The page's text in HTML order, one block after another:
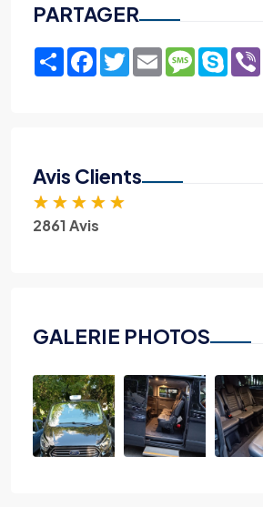
PARTAGER
ShareFacebook
TwitterEmailMessage
Skype
Avis Clients
★ ★ ★ ★ ★
2861 Avis
GALERIE PHOTOS